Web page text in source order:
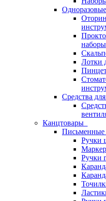
наборы
Лотки
Средства
Канцтовары
Письменные
Ручки
Ручки